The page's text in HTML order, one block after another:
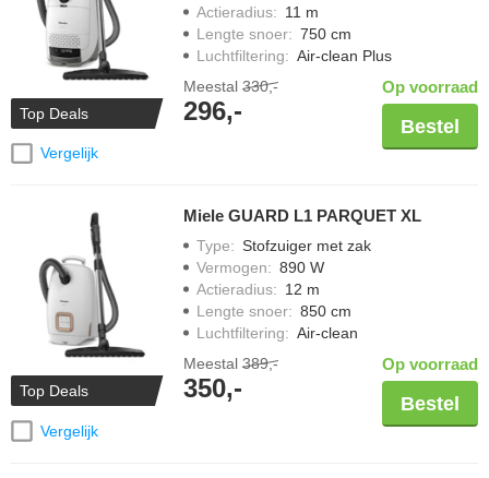
Top Deals
Vergelijk
Actieradius: 11 m
Lengte snoer: 750 cm
Luchtfiltering: Air-clean Plus
Meestal 330,-
296,-
Op voorraad
Bestel
Top Deals
Vergelijk
Miele GUARD L1 PARQUET XL
Type: Stofzuiger met zak
Vermogen: 890 W
Actieradius: 12 m
Lengte snoer: 850 cm
Luchtfiltering: Air-clean
Meestal 389,-
350,-
Op voorraad
Bestel